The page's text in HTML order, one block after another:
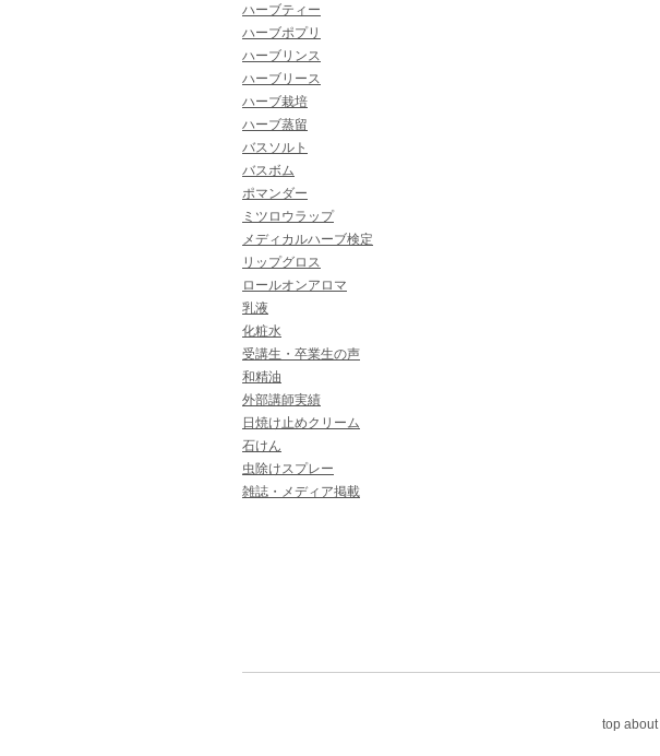
ハーブティー
ハーブポプリ
ハーブリンス
ハーブリース
ハーブ栽培
ハーブ蒸留
バスソルト
バスボム
ポマンダー
ミツロウラップ
メディカルハーブ検定
リップグロス
ロールオンアロマ
乳液
化粧水
受講生・卒業生の声
和精油
外部講師実績
日焼け止めクリーム
石けん
虫除けスプレー
雑誌・メディア掲載
top about